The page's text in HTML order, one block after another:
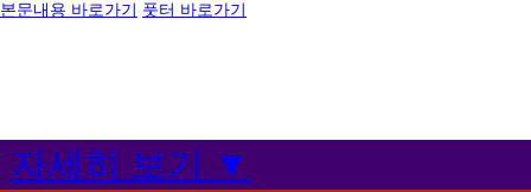
본문내용 바로가기 풋터 바로가기
자세히 보기 ▼